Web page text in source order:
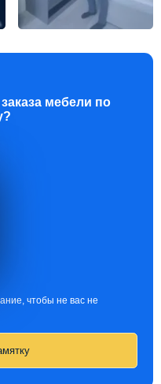
мебели по
чтобы не вас не